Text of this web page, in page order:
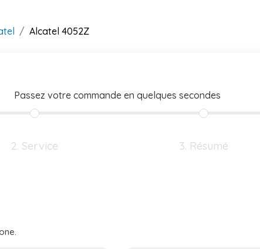
Alcatel 4052Z
Passez votre commande en quelques secondes
2. Service 3. Résumé